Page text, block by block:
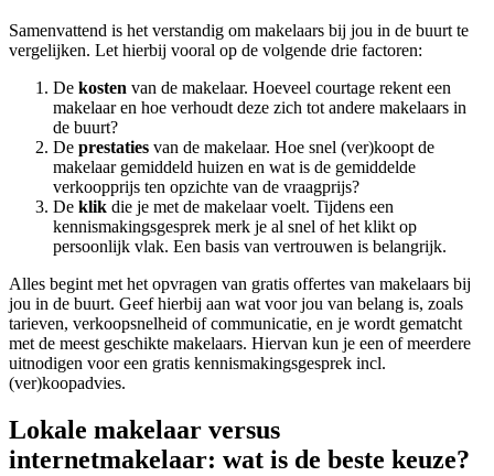
Samenvattend is het verstandig om makelaars bij jou in de buurt te
vergelijken. Let hierbij vooral op de volgende drie factoren:
De kosten van de makelaar. Hoeveel courtage rekent een
makelaar en hoe verhoudt deze zich tot andere makelaars in
de buurt?
De prestaties van de makelaar. Hoe snel (ver)koopt de
makelaar gemiddeld huizen en wat is de gemiddelde
verkoopprijs ten opzichte van de vraagprijs?
De klik die je met de makelaar voelt. Tijdens een
kennismakingsgesprek merk je al snel of het klikt op
persoonlijk vlak. Een basis van vertrouwen is belangrijk.
Alles begint met het opvragen van gratis offertes van makelaars bij
jou in de buurt. Geef hierbij aan wat voor jou van belang is, zoals
tarieven, verkoopsnelheid of communicatie, en je wordt gematcht
met de meest geschikte makelaars. Hiervan kun je een of meerdere
uitnodigen voor een gratis kennismakingsgesprek incl.
(ver)koopadvies.
Lokale makelaar versus
internetmakelaar: wat is de beste keuze?